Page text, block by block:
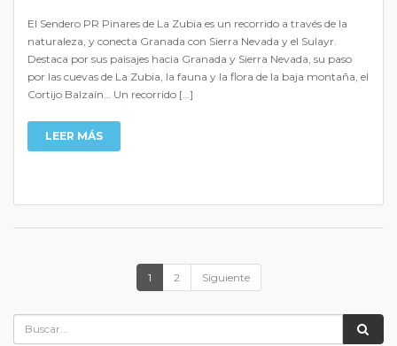
El Sendero PR Pinares de La Zubia es un recorrido a través de la
naturaleza, y conecta Granada con Sierra Nevada y el Sulayr.
Destaca por sus paisajes hacia Granada y Sierra Nevada, su paso
por las cuevas de La Zubia, la fauna y la flora de la baja montaña, el
Cortijo Balzaín… Un recorrido […]
LEER MÁS
1 2 Siguiente